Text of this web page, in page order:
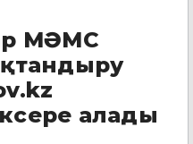
МӘМС
алады